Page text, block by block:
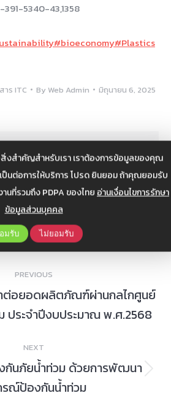
งสำคัญสำหรับเรา เราต้องการข้อมูลของคุณ
ป็นต่อการให้บริการ โปรด ยินยอม ถ้าคุณยอมรับ
นที่รวมถึง PDPA ของไทยอ่านเงื่อนไขการรักษา
ข้อมูลส่วนบุคคล
มรับ ไม่ยอมรับ
5340-43,1358
#bioeconomy#Plastics
าร ITC By Web Admin มิถุนายน 6, 2025
Web Admin
PREVIOUS
Previous
post:
อยอดผลิตภัณฑ์ผ่านกลไกศูนย์
ประจำปีงบประมาณ พ.ศ.2568
NEXT
Next
post:
กันภัยน้ำท่วม ด้วยการพัฒนา
ณ์ป้องกันน้ำท่วม